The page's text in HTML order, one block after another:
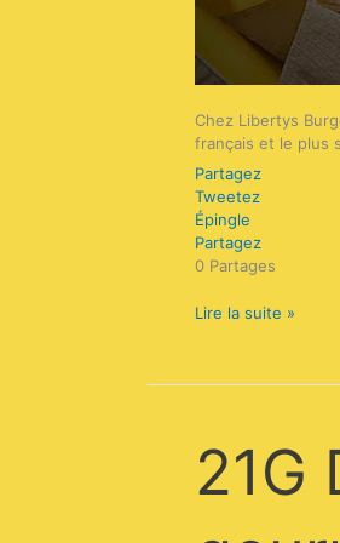
Chez Libertys
français et le plus
Partagez
Tweetez
Épingle
Partagez
0 Partages
Lire la suite »
21G
Dumpling,
balade